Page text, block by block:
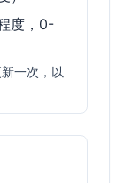
度，0-
一次，以